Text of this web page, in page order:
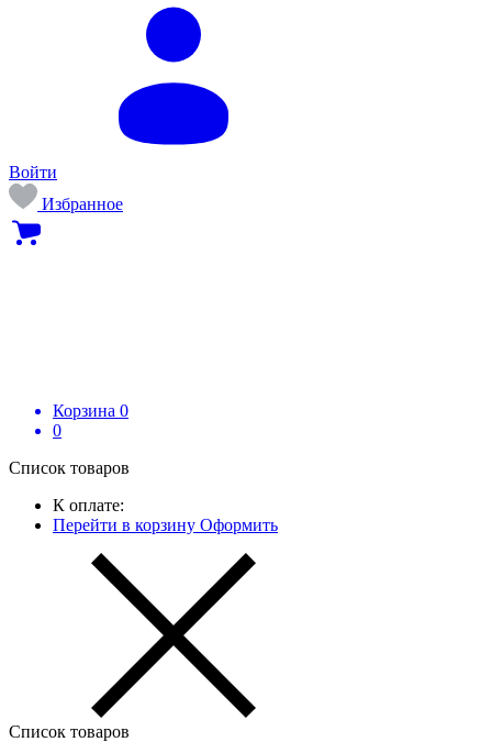
Войти
Избранное
Корзина 0
0
Список товаров
К оплате:
Перейти в корзину Оформить
Список товаров